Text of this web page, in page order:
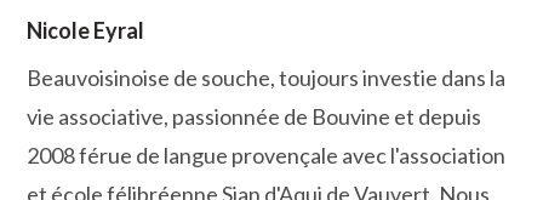
Nicole Eyral
Beauvoisinoise de souche, toujours investie dans la
vie associative, passionnée de Bouvine et depuis
2008 férue de langue provençale avec l'association
et école félibréenne Sian d'Aqui de Vauvert. Nous